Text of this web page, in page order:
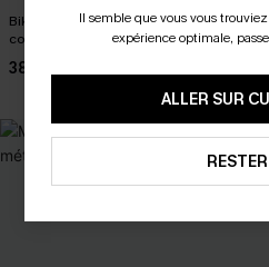
Bikini rouge à col plongeant et
couverture modérée
38,00 €
Il semble que vous vous
expérience optimale,
ALLER SUR